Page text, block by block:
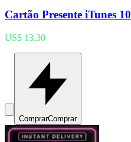
Cartão Presente iTunes
US$ 13,30
ComprarComprar